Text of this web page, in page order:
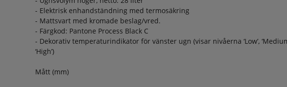
- Elektrisk enhandständning med termosäkring
- Mattsvart med kromade beslag/vred.
- Färgkod: Pantone Process Black C
- Dekorativ temperaturindikator för vänster ugn (visar nivåerna ‘Low’,
‘High’)
Mått (mm)